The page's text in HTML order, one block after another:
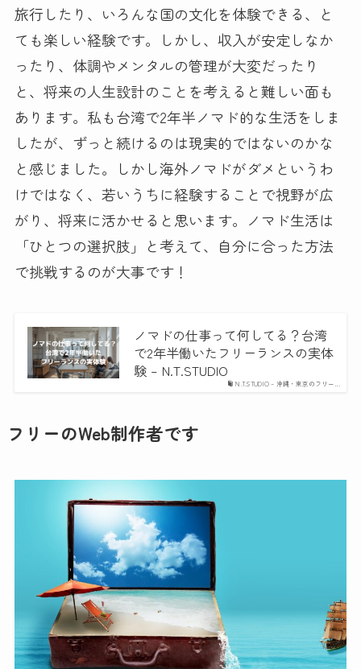
旅行したり、いろんな国の文化を体験できる、と
ても楽しい経験です。しかし、収入が安定しなか
ったり、体調やメンタルの管理が大変だったり
と、将来の人生設計のことを考えると難しい面も
あります。私も台湾で2年半ノマド的な生活をしま
したが、ずっと続けるのは現実的ではないのかな
と感じました。しかし海外ノマドがダメというわ
けではなく、若いうちに経験することで視野が広
がり、将来に活かせると思います。ノマド生活は
「ひとつの選択肢」と考えて、自分に合った方法
で挑戦するのが大事です！
N.T.STUDIO – 沖縄・東京のフリー…
ノマドの仕事って何してる？台湾
で2年半働いたフリーランスの実体
験 – N.T.STUDIO
フリーのWeb制作者です